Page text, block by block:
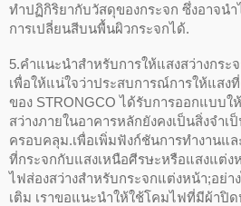
ทำปฏิกิริยากับวัสดุของกระจก ซึ่งอาจน
การเปลี่ยนสีบนพื้นผิวกระจกได้.
5.คำแนะนำสำหรับการให้แสงสว่างกระ
เพื่อให้แน่ใจว่าประสบการณ์การให้แสง
ของ STRONGCO ได้รับการออกแบบใ
สว่างภายในอาคารหลักยังคงเป็นสิ่งจำเ
ครอบคลุม.เพื่อเพิ่มฟังก์ชันการทำงานแ
ที่กระจกกับแสงเหนือศีรษะหรือแสงแต่ง
ไฟส่องสว่างสำหรับกระจกแต่งหน้า;อย่
เติม เราขอแนะนำให้ใช้โคมไฟที่มีผ้าปิ